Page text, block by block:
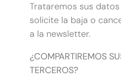
Trataremos sus
solicite la baja o
a la newsletter.
¿COMPARTIREMOS
TERCEROS?